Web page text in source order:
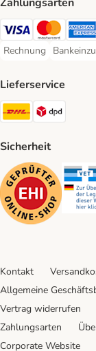
Visa Payment Method
Mastercard
Rechnung
Rechnung Payment
Lieferservice
DHL Shipping
Sicherheit
Security
Kontakt
Allgemeine
Vertrag widerrufen
Zahlungsarten
Corporate Website